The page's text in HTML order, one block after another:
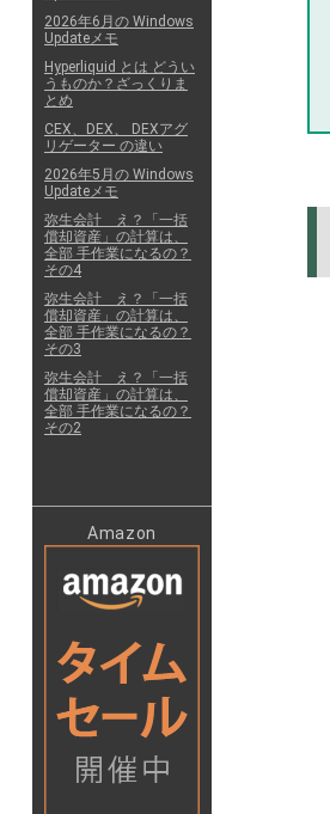
2026年6月の Windows
Updateメモ
Hyperliquid とは どうい
うものか？ざっくりま
とめ
CEX、DEX、 DEXアグ
リゲーター の違い
2026年5月の Windows
Updateメモ
弥生会計 え？「一括
償却資産」の計算は、
全部 手作業になるの？
その4
弥生会計 え？「一括
償却資産」の計算は、
全部 手作業になるの？
その3
弥生会計 え？「一括
償却資産」の計算は、
全部 手作業になるの？
その2
Amazon